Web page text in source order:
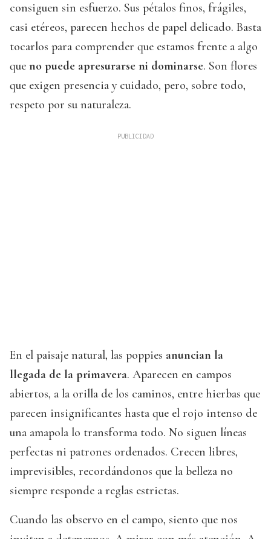
consiguen sin esfuerzo. Sus pétalos finos, frágiles,
casi etéreos, parecen hechos de papel delicado. Basta
tocarlos para comprender que estamos frente a algo
que no puede apresurarse ni dominarse. Son flores
que exigen presencia y cuidado, pero, sobre todo,
respeto por su naturaleza.
En el paisaje natural, las poppies anuncian la
llegada de la primavera. Aparecen en campos
abiertos, a la orilla de los caminos, entre hierbas que
parecen insignificantes hasta que el rojo intenso de
una amapola lo transforma todo. No siguen líneas
perfectas ni patrones ordenados. Crecen libres,
imprevisibles, recordándonos que la belleza no
siempre responde a reglas estrictas.
Cuando las observo en el campo, siento que nos